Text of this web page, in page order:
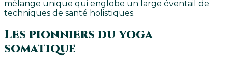
mélange unique qui englobe un large éventail de
techniques de santé holistiques.
Les pionniers du yoga
somatique